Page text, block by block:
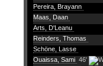
Pereira, Brayann
Maas, Daan
Arts, D'Leanu
Reinders, Thomas
Schöne, Lasse
Ouaissa, Sami 46'